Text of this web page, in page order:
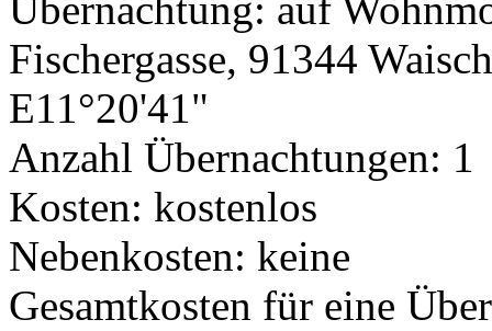
Übernachtung: auf
Fischergasse, 91344
E11°20'41"
Anzahl Übernachtungen: 1
Kosten: kostenlos
Nebenkosten: keine
Gesamtkosten für eine